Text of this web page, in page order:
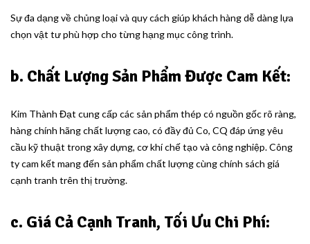
Sự đa dạng về chủng loại và quy cách giúp khách hàng dễ dàng lựa
chọn vật tư phù hợp cho từng hạng mục công trình.
b. Chất Lượng Sản Phẩm Được Cam Kết:
Kim Thành Đạt cung cấp các sản phẩm thép có nguồn gốc rõ ràng,
hàng chính hãng chất lượng cao, có đầy đủ Co, CQ đáp ứng yêu
cầu kỹ thuật trong xây dựng, cơ khí chế tạo và công nghiệp. Công
ty cam kết mang đến sản phẩm chất lượng cùng chính sách giá
cạnh tranh trên thị trường.
c. Giá Cả Cạnh Tranh, Tối Ưu Chi Phí: